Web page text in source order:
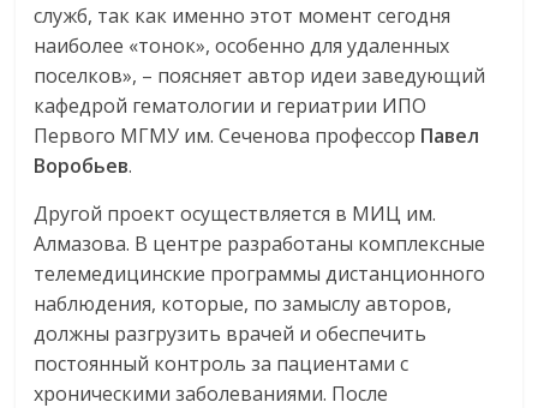
служб, так как именно этот момент сегодня
наиболее «тонок», особенно для удаленных
поселков», – поясняет автор идеи заведующий
кафедрой гематологии и гериатрии ИПО
Первого МГМУ им. Сеченова профессор Павел
Воробьев.
Другой проект осуществляется в МИЦ им.
Алмазова. В центре разработаны комплексные
телемедицинские программы дистанционного
наблюдения, которые, по замыслу авторов,
должны разгрузить врачей и обеспечить
постоянный контроль за пациентами с
хроническими заболеваниями. После